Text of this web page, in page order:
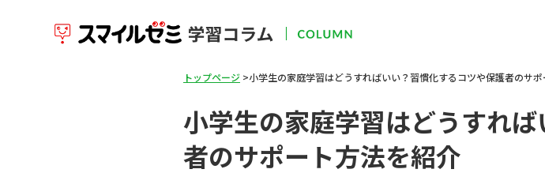
トップページ 小学生の家庭学習はどうすればいい？習慣化するコツや保護者のサ
小学生の家庭学習はどうすれ
者のサポート方法を紹介